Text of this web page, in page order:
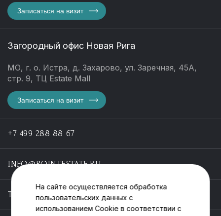
Записаться на визит
Загородный офис Новая Рига
МО, г. о. Истра, д. Захарово, ул. Заречная, 45А,
стр. 9, ТЦ Estate Mall
Записаться на визит
+7 499 288 88 67
INFO@POINTESTATE.RU
TELEGRAM
На сайте осуществляется обработка
пользовательских данных с
использованием Cookie в соответствии с